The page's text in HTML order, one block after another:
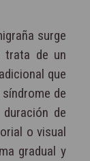
surge
trata de un
que
de
de
o visual
gradual y